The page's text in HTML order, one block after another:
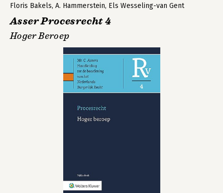
Floris Bakels, A. Hammerstein, Els Wesseling-van Gent
Asser Procesrecht 4
Hoger Beroep